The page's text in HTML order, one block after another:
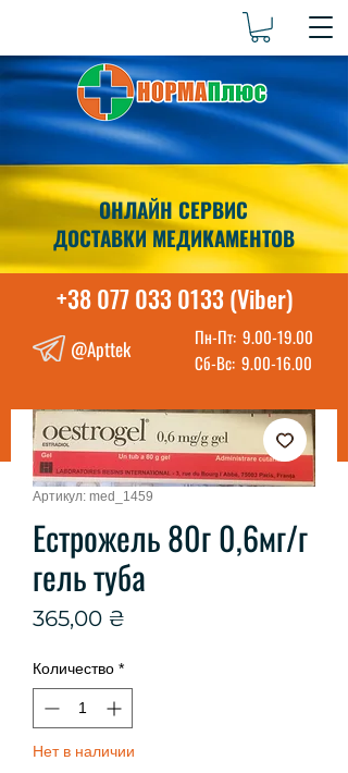
ОНЛАЙН СЕРВИС
ДОСТАВКИ МЕДИКАМЕНТОВ
+38 077 033 0133 (Viber)
@Apttek Пн-Пт: 9.00-19.00
Сб-Вс: 9.00-16.00
Артикул: med_1459
Естрожель 80г 0,6мг/г
гель туба
365,00 ₴
Количество *
Нет в наличии